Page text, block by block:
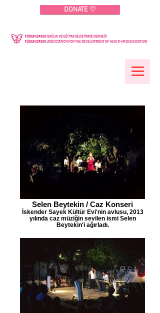
DONATE ♡
Selen Beytekin / Caz Konseri
İskender Sayek Kültür Evi'nin avlusu, 2013
yılında caz müziğin sevilen ismi Selen
Beytekin'i ağırladı.